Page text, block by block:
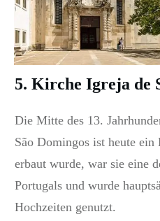
5. Kirche Igreja de
Die Mitte des 13.
São Domingos ist heute ein
erbaut wurde, war sie eine
Portugals und wurde
Hochzeiten genutzt.